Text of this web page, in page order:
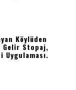
Köylüden
Gelir Stopaj,
Uygulaması.